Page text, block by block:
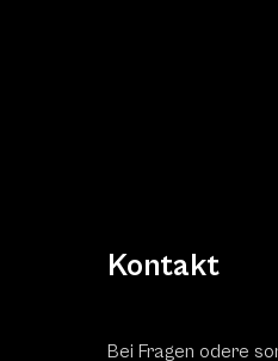
Kontakt
Bei Fragen odere